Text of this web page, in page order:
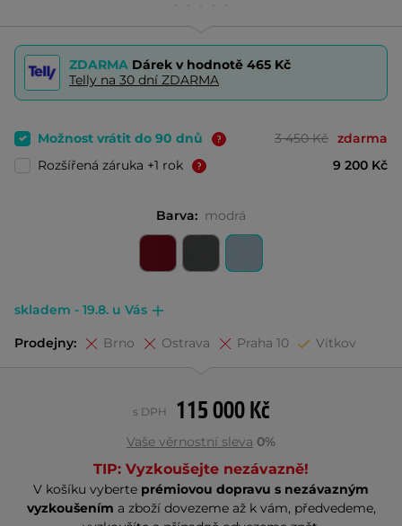
ZDARMA Dárek v hodnotě 465 Kč
Telly na 30 dní ZDARMA
Možnost vrátit do 90 dnů 3 450 Kč zdarma
Rozšířená záruka +1 rok
9 200 Kč
Barva: modrá
skladem - 19.8. u Vás
Prodejny: Brno Ostrava Praha 10 Vítkov
115 000 Kč
s DPH
Vaše věrnostní sleva 0%
TIP: Vyzkoušejte nezávazně!
V košíku vyberte prémiovou dopravu s nezávazným
vyzkoušením a zboží dovezeme až k vám, předvedeme,